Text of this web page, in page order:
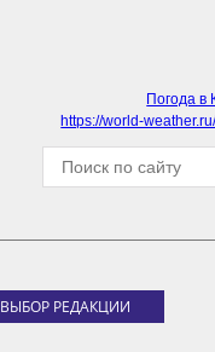
Погода в
https://world-
ВЫБОР РЕДАКЦИИ